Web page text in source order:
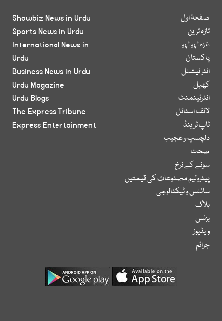
صفحۂ اول
تازہ ترین
غزہ لہو لہو
پاکستان
انٹر نیشنل
کھیل
انٹرٹینمنٹ
لائف اسٹائل
ٹاپ ٹرینڈ
دلچسپ و عجیب
صحت
سونے کے نرخ
پیٹرولیم مصنوعات کی قیمتیں
سائنس و ٹیکنالوجی
بلاگ
بزنس
ویڈیوز
جرائم
Showbiz News in Urdu
Sports News in Urdu
International News in
Urdu
Business News in Urdu
Urdu Magazine
Urdu Blogs
The Express Tribune
Express Entertainment